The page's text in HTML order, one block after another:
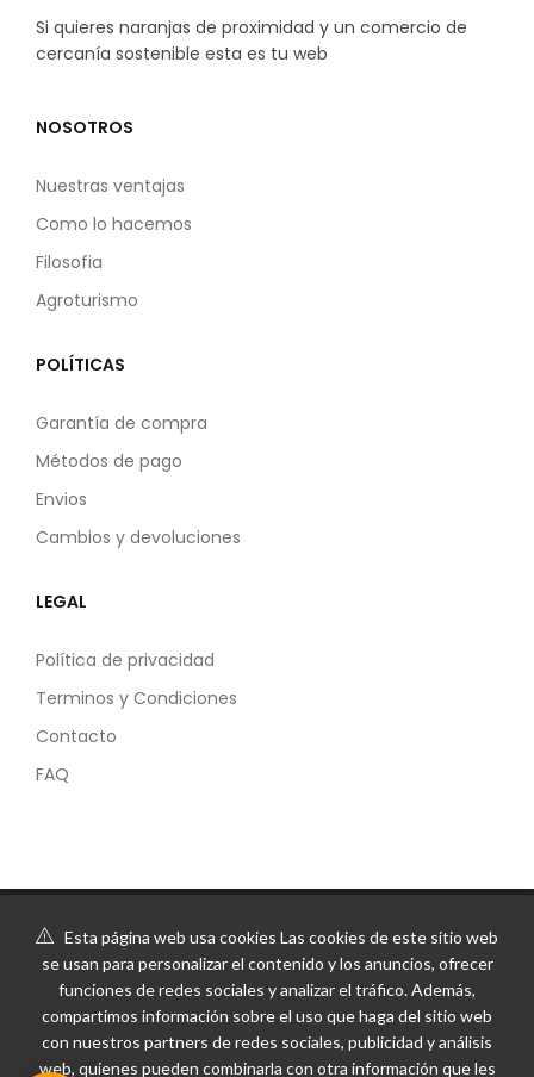
Si quieres naranjas de proximidad y un comercio de
cercanía sostenible esta es tu web
NOSOTROS
Nuestras ventajas
Como lo hacemos
Filosofia
Agroturismo
POLÍTICAS
Garantía de compra
Métodos de pago
Envios
Cambios y devoluciones
LEGAL
Política de privacidad
Terminos y Condiciones
Contacto
FAQ
Esta página web usa cookies Las cookies de este sitio web
se usan para personalizar el contenido y los anuncios, ofrecer
funciones de redes sociales y analizar el tráfico. Además,
compartimos información sobre el uso que haga del sitio web
con nuestros partners de redes sociales, publicidad y análisis
web, quienes pueden combinarla con otra información que les